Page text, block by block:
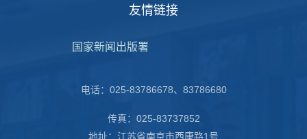
友情链接
国家新闻出版署
电话：025-83786678、83786680
传真：025-83737852
地址：江苏省南京市西康路1号